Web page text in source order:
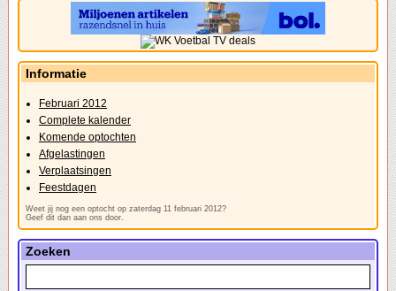
Informatie
Februari 2012
Complete kalender
Komende optochten
Afgelastingen
Verplaatsingen
Feestdagen
Weet jij nog een optocht op zaterdag 11 februari 2012?
Geef dit dan aan ons door.
Zoeken